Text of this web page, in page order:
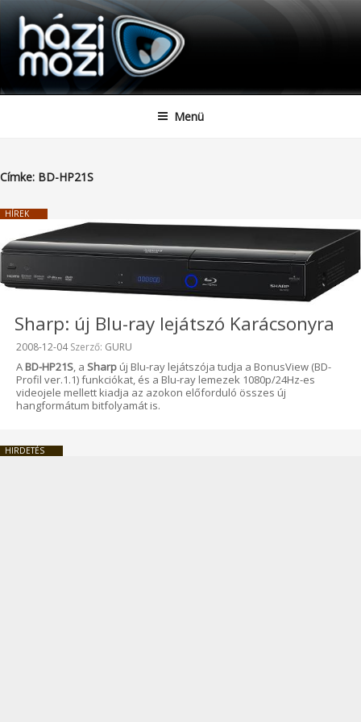
Tartalomhoz
HAZIMOZI
Menü
Címke: BD-HP21S
HÍREK
Sharp: új Blu-ray lejátszó Karácsonyra
Beküldve:
2008-12-04Szerző: GURU
A BD-HP21S, a Sharp új Blu-ray lejátszója tudja a BonusView (BD-
Profil ver.1.1) funkciókat, és a Blu-ray lemezek 1080p/24Hz-es
videojele mellett kiadja az azokon előforduló összes új
hangformátum bitfolyamát is.
HIRDETÉS